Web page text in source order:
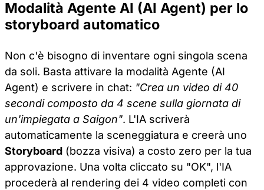
Modalità Agente AI (AI Agent) per lo
storyboard automatico
Non c'è bisogno di inventare ogni singola scena
da soli. Basta attivare la modalità Agente (AI
Agent) e scrivere in chat: "Crea un video di 40
secondi composto da 4 scene sulla giornata di
un'impiegata a Saigon". L'IA scriverà
automaticamente la sceneggiatura e creerà uno
Storyboard (bozza visiva) a costo zero per la tua
approvazione. Una volta cliccato su "OK", l'IA
procederà al rendering dei 4 video completi con